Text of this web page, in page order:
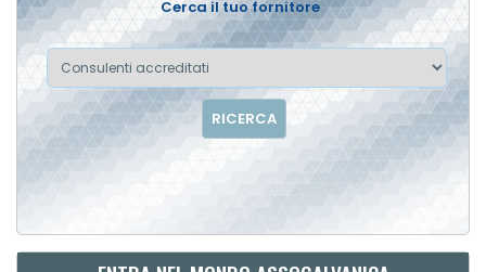
Cerca il tuo fornitore
RICERCA